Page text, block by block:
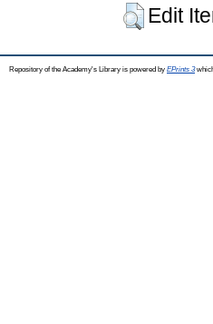
Edit
Repository of the Academy's Library is powered by EPrints 3